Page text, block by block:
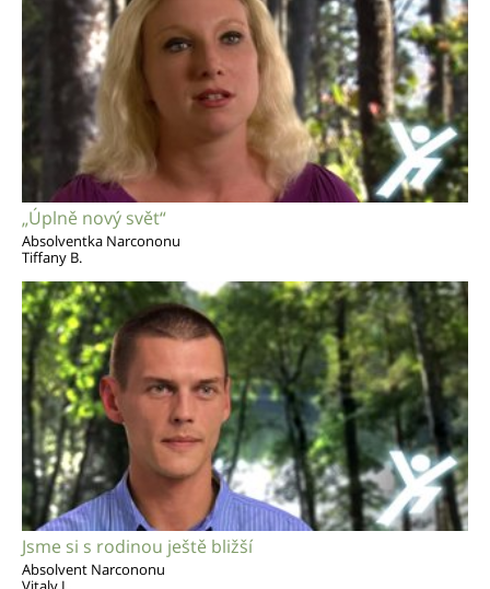
„Úplně nový svět“
Absolventka Narcononu
Tiffany B.
Jsme si s rodinou ještě bližší
Absolvent Narcononu